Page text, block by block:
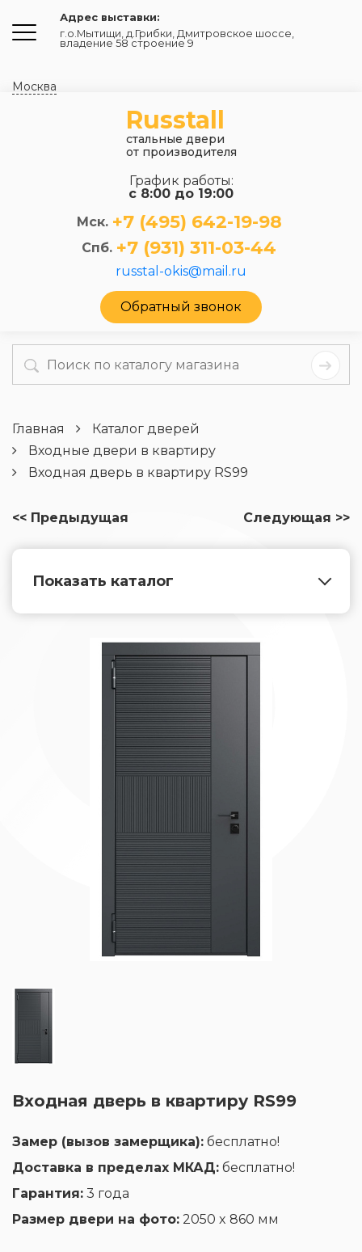
Адрес выставки:
г.о.Мытищи, д.Грибки, Дмитровское шоссе,
владение 58 строение 9
Москва
Russtall
стальные двери
от производителя
График работы:
с 8:00 до 19:00
Мск. +7 (495) 642-19-98
Спб. +7 (931) 311-03-44
russtal-okis@mail.ru
Обратный звонок
Главная
Каталог дверей
Входные двери в квартиру
Входная дверь в квартиру RS99
<< Предыдущая Следующая >>
Показать каталог
Входная дверь в квартиру RS99
Замер (вызов замерщика): бесплатно!
Доставка в пределах МКАД: бесплатно!
Гарантия: 3 года
Размер двери на фото: 2050 x 860 мм